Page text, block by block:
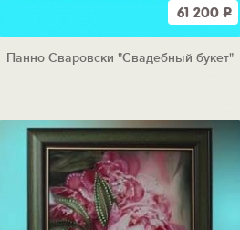
61 200Р
Панно Сваровски "Свадебный букет"